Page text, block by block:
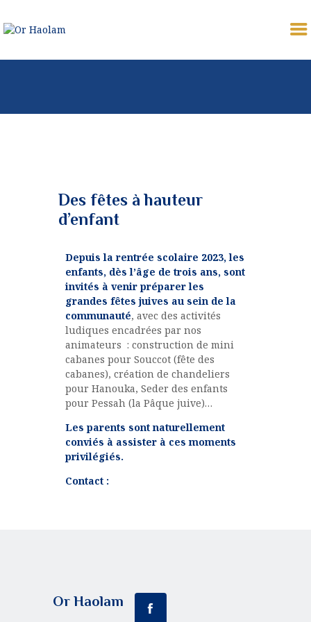
OR HAOLAM
CÉLÉBRER
NOUS REJOINDRE
⚠︎ URGENCE
DONATION
MON PROFIL
Des fêtes à hauteur
d’enfant
Depuis la rentrée scolaire 2023, les
enfants, dès l’âge de trois ans, sont
invités à venir préparer les
grandes fêtes juives au sein de la
communauté, avec des activités
ludiques encadrées par nos
animateurs : construction de mini
cabanes pour Souccot (fête des
cabanes), création de chandeliers
pour Hanouka, Seder des enfants
pour Pessah (la Pâque juive)…
Les parents sont naturellement
conviés à assister à ces moments
privilégiés.
Contact :
Or Haolam